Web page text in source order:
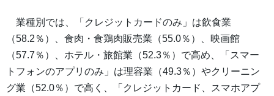
業種別では、「クレジットカードのみ」は飲食業
（58.2％）、食肉・食鶏肉販売業（55.0％）、映画館
（57.7％）、ホテル・旅館業（52.3％）で高め、「スマー
トフォンのアプリのみ」は理容業（49.3％）やクリーニン
グ業（52.0％）で高く、「クレジットカード、スマホアプ